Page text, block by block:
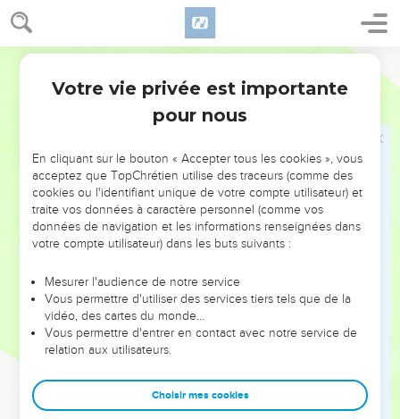
1 Chroniques 5
Les descendants de Manassé en
Transjordanie
Les enfants de la demi-tribu de Manassé habitèrent dans
le pays, depuis Bassan jusqu'à Baal-Hermon et à Sénir, et à la
Et voici les chefs des maisons de leurs pères : Épher,
Jishéï, Éliel, Azriel, Jérémie, Hodavia et Jachdiel, vaillants
hommes, gens de renom, chefs des maisons de leurs pères.
Mais ils péchèrent contre le Dieu de leurs pères, et ils se
l'Éternel avait détruits devant eux.
Et le Dieu d'Israël excita l'esprit de Pul, roi d'Assyrie, et
l'esprit de Thilgath-Pilnéser, roi d'Assyrie, qui transporta les
Rubénites, les Gadites et la demi-tribu de Manassé, et les
où ils sont demeurés jusqu'à ce jour.
Votre vie privée est importante
pour nous
En cliquant sur le bouton « Accepter tous les cookies », vous
acceptez que TopChrétien utilise des traceurs (comme des
cookies ou l'identifiant unique de votre compte utilisateur) et
traite vos données à caractère personnel (comme vos
données de navigation et les informations renseignées dans
votre compte utilisateur) dans les buts suivants :
Mesurer l'audience de notre service
Vous permettre d'utiliser des services tiers tels que de la
vidéo, des cartes du monde…
Vous permettre d'entrer en contact avec notre service de
relation aux utilisateurs.
Choisir mes cookies